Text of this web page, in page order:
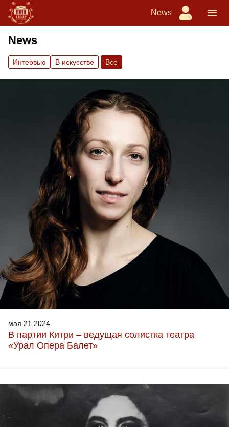
News
News
Интервью В искусстве Вce
мая 21 2024
В партии Китри – ведущая солистка театра
«Урал Опера Балет»